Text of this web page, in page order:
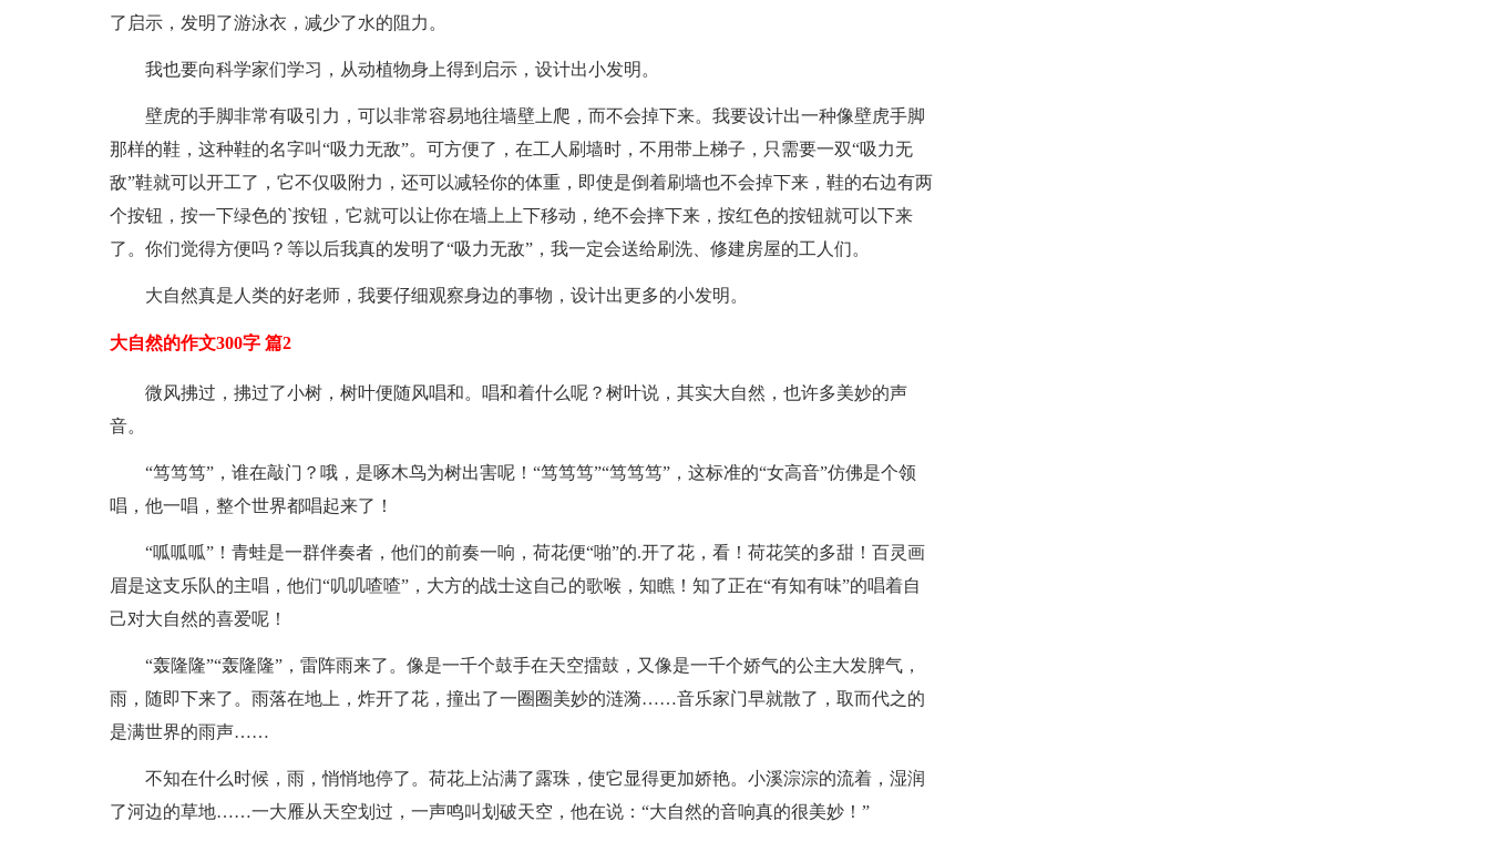
了启示，发明了游泳衣，减少了水的阻力。
我也要向科学家们学习，从动植物身上得到启示，设计出小发明。
壁虎的手脚非常有吸引力，可以非常容易地往墙壁上爬，而不会掉下来。我要设计出一种像壁虎手脚
那样的鞋，这种鞋的名字叫“吸力无敌”。可方便了，在工人刷墙时，不用带上梯子，只需要一双“吸力无
敌”鞋就可以开工了，它不仅吸附力，还可以减轻你的体重，即使是倒着刷墙也不会掉下来，鞋的右边有两
个按钮，按一下绿色的`按钮，它就可以让你在墙上上下移动，绝不会摔下来，按红色的按钮就可以下来
了。你们觉得方便吗？等以后我真的发明了“吸力无敌”，我一定会送给刷洗、修建房屋的工人们。
大自然真是人类的好老师，我要仔细观察身边的事物，设计出更多的小发明。
大自然的作文300字 篇2
微风拂过，拂过了小树，树叶便随风唱和。唱和着什么呢？树叶说，其实大自然，也许多美妙的声
音。
“笃笃笃”，谁在敲门？哦，是啄木鸟为树出害呢！“笃笃笃”“笃笃笃”，这标准的“女高音”仿佛是个领
唱，他一唱，整个世界都唱起来了！
“呱呱呱”！青蛙是一群伴奏者，他们的前奏一响，荷花便“啪”的.开了花，看！荷花笑的多甜！百灵画
眉是这支乐队的主唱，他们“叽叽喳喳”，大方的战士这自己的歌喉，知瞧！知了正在“有知有味”的唱着自
己对大自然的喜爱呢！
“轰隆隆”“轰隆隆”，雷阵雨来了。像是一千个鼓手在天空擂鼓，又像是一千个娇气的公主大发脾气，
雨，随即下来了。雨落在地上，炸开了花，撞出了一圈圈美妙的涟漪……音乐家门早就散了，取而代之的
是满世界的雨声……
不知在什么时候，雨，悄悄地停了。荷花上沾满了露珠，使它显得更加娇艳。小溪淙淙的流着，湿润
了河边的草地……一大雁从天空划过，一声鸣叫划破天空，他在说：“大自然的音响真的很美妙！”